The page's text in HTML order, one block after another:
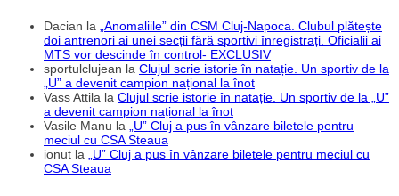
Dacian la
„Anomaliile” din CSM Cluj-Napoca. Clubul plătește
doi antrenori ai unei secții fără sportivi înregistrați. Oficialii ai
MTS vor descinde în control- EXCLUSIV
sportulclujean la Clujul scrie istorie în natație. Un sportiv de la
„U” a devenit campion național la înot
Vass Attila la Clujul scrie istorie în natație. Un sportiv de la „U”
a devenit campion național la înot
Vasile Manu la
„U” Cluj a pus în vânzare biletele pentru
meciul cu CSA Steaua
ionut la
„U” Cluj a pus în vânzare biletele pentru meciul cu
CSA Steaua